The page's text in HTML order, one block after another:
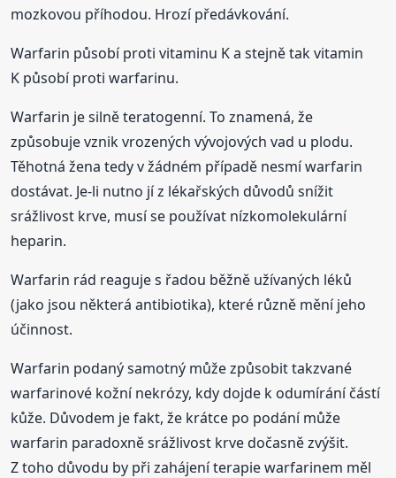
mozkovou příhodou. Hrozí předávkování.
Warfarin působí proti vitaminu K a stejně tak vitamin
K působí proti warfarinu.
Warfarin je silně teratogenní. To znamená, že
způsobuje vznik vrozených vývojových vad u plodu.
Těhotná žena tedy v žádném případě nesmí warfarin
dostávat. Je-li nutno jí z lékařských důvodů snížit
srážlivost krve, musí se používat nízkomolekulární
heparin.
Warfarin rád reaguje s řadou běžně užívaných léků
(jako jsou některá antibiotika), které různě mění jeho
účinnost.
Warfarin podaný samotný může způsobit takzvané
warfarinové kožní nekrózy, kdy dojde k odumírání částí
kůže. Důvodem je fakt, že krátce po podání může
warfarin paradoxně srážlivost krve dočasně zvýšit.
Z toho důvodu by při zahájení terapie warfarinem měl